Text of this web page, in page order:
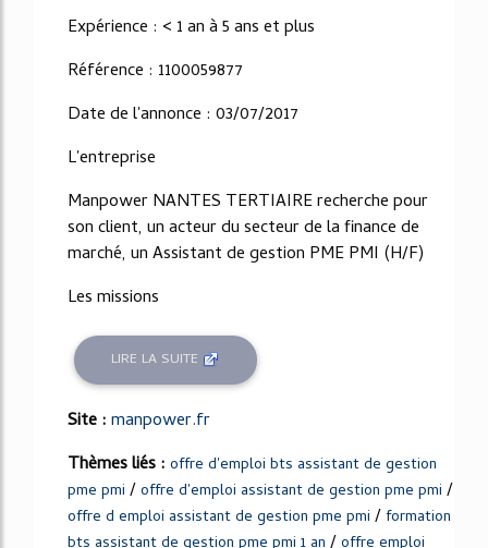
Expérience : < 1 an à 5 ans et plus
Référence : 1100059877
Date de l'annonce : 03/07/2017
L'entreprise
Manpower NANTES TERTIAIRE recherche pour
son client, un acteur du secteur de la finance de
marché, un Assistant de gestion PME PMI (H/F)
Les missions
LIRE LA SUITE
Site :manpower.fr
Thèmes liés : offre d'emploi bts assistant de gestion
pme pmi /offre d'emploi assistant de gestion pme pmi /
offre d emploi assistant de gestion pme pmi /formation